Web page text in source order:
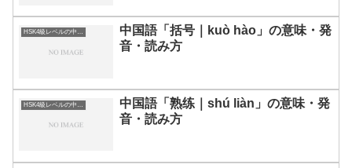
HSK4級レベルの中国語
中国語「括号｜kuò hào」の意味・発
音・読み方
中国語「熟练｜shú liàn」の意味・発
音・読み方